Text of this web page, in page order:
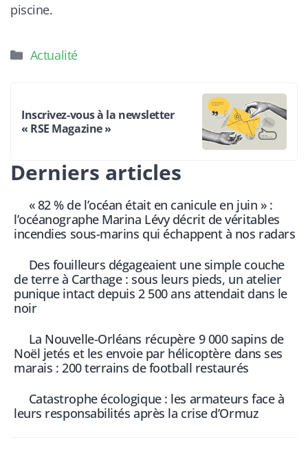
piscine.
Catégories
Actualité
Inscrivez-vous à la newsletter
« RSE Magazine »
Derniers articles
« 82 % de l’océan était en canicule en juin » :
l’océanographe Marina Lévy décrit de véritables
incendies sous-marins qui échappent à nos radars
Des fouilleurs dégageaient une simple couche
de terre à Carthage : sous leurs pieds, un atelier
punique intact depuis 2 500 ans attendait dans le
noir
La Nouvelle-Orléans récupère 9 000 sapins de
Noël jetés et les envoie par hélicoptère dans ses
marais : 200 terrains de football restaurés
Catastrophe écologique : les armateurs face à
leurs responsabilités après la crise d’Ormuz